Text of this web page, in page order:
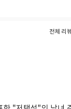
전체 리